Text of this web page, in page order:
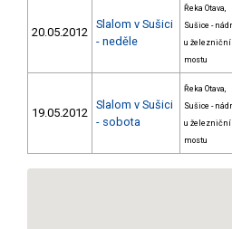
20.05.2012
Slalom v Sušici
- neděle
Řeka Otava,
Sušice -
u
mostu
19.05.2012
Slalom v Sušici
- sobota
Řeka Otava,
Sušice -
u
mostu